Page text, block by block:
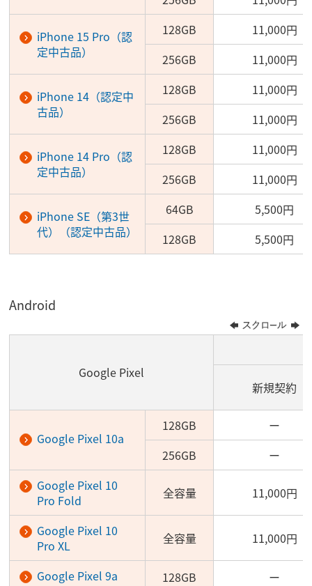
iPhone 15 Pro（認
定中古品）
128GB
11,000円
256GB
11,000円
iPhone 14（認定中
古品）
128GB
11,000円
256GB
11,000円
iPhone 14 Pro（認
定中古品）
128GB
11,000円
256GB
11,000円
iPhone SE（第3世
代）（認定中古品）
64GB
5,500円
128GB
5,500円
Android
Google Pixel
新規契約
Google Pixel 10a
128GB
ー
256GB
ー
Google Pixel 10
Pro Fold
全容量 11,000円
Google Pixel 10
Pro XL
全容量 11,000円
Google Pixel 9a 128GB ー